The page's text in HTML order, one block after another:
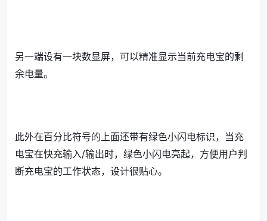
另一端设有一块数显屏，可以精准显示当前充电宝的剩
余电量。
此外在百分比符号的上面还带有绿色小闪电标识，当充
电宝在快充输入/输出时，绿色小闪电亮起，方便用户判
断充电宝的工作状态，设计很贴心。